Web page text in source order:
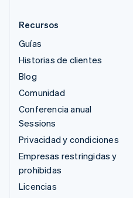
Recursos
Guías
Historias de clientes
Blog
Comunidad
Conferencia anual
Sessions
Privacidad y condiciones
Empresas restringidas y
prohibidas
Licencias